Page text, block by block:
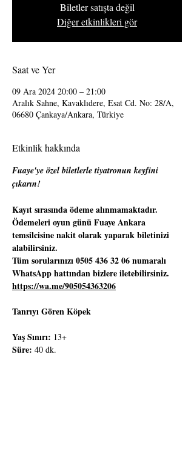
Biletler satışta değil
Diğer etkinlikleri gör
Saat ve Yer
09 Ara 2024 20:00 – 21:00
Aralık Sahne, Kavaklıdere, Esat Cd. No: 28/A,
06680 Çankaya/Ankara, Türkiye
Etkinlik hakkında
Fuaye'ye özel biletlerle tiyatronun keyfini
çıkarın!
Kayıt sırasında ödeme alınmamaktadır.
Ödemeleri oyun günü Fuaye Ankara
temsilcisine nakit olarak yaparak biletinizi
alabilirsiniz.
Tüm sorularınızı 0505 436 32 06 numaralı
WhatsApp hattından bizlere iletebilirsiniz.
https://wa.me/905054363206
Tanrıyı Gören Köpek
Yaş Sınırı: 13+
Süre: 40 dk.